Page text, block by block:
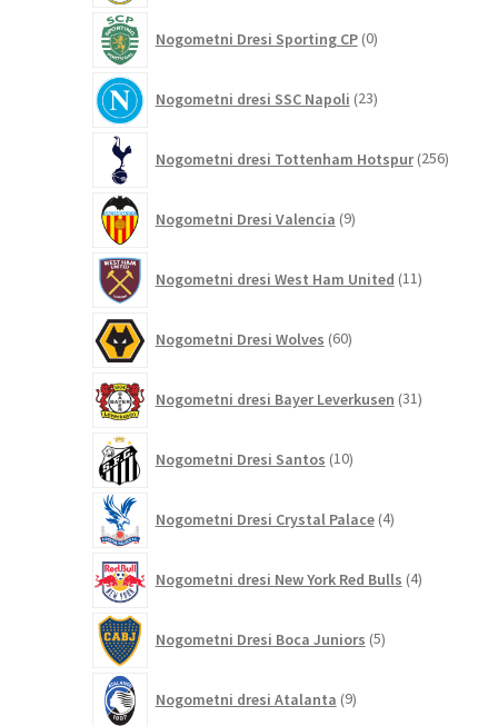
Nogometni Dresi Sporting CP 0izdelkov
Nogometni dresi SSC Napoli 23izdelkov
Nogometni dresi Tottenham Hotspur 256
Nogometni Dresi Valencia 9izdelkov
Nogometni dresi West Ham United 11izdelkov
Nogometni Dresi Wolves 60izdelkov
Nogometni dresi Bayer Leverkusen 31izdelkov
Nogometni Dresi Santos 10izdelkov
Nogometni Dresi Crystal Palace 4izdelki
Nogometni dresi New York Red Bulls 4izdelki
Nogometni Dresi Boca Juniors 5izdelkov
Nogometni dresi Atalanta 9izdelkov